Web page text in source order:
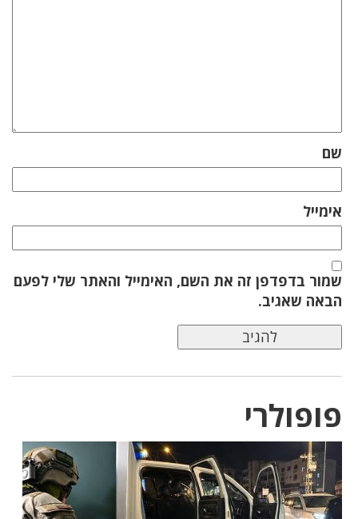
שם
אימייל
שמור בדפדפן זה את השם, האימייל והאתר שלי לפעם
הבאה שאגיב.
פופולרי